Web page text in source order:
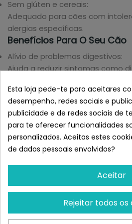
Sem glúten e cereais:
Adequado para cães com
alergias específicas.
Benefícios Para O Seu Cão
Alívio de problemas digestivos:
Ajuda a reduzir sintomas como
Melhoria do bem-estar intestinal:
Promove uma flora intestinal
conteúdo em fibras e
Nutrição Equilibrada e Leve:
Fornece nutrientes essenciais
sistema digestivo.
Sabor atraente:
Apesar de ser uma dieta
palatável e aceita até mesmo
Composição
Composição: Frango, fígado,
Esta loja pede-te para aceitares
desempenho, redes sociais e
publicidade e de redes sociais de
para te oferecer funcionalidades
personalizados. Aceitas estes
de dados pessoais envolvidos?
Aceitar
Rejeitar todos os